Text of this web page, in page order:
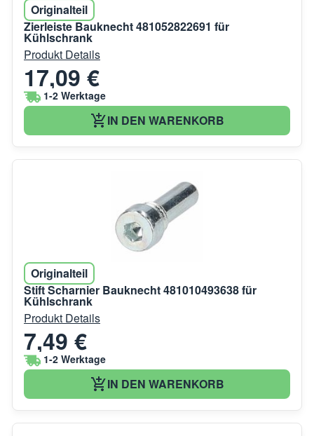
Originalteil
Zierleiste Bauknecht 481052822691 für
Kühlschrank
Produkt Details
17,09 €
1-2 Werktage
IN DEN WARENKORB
Originalteil
Stift Scharnier Bauknecht 481010493638 für
Kühlschrank
Produkt Details
7,49 €
1-2 Werktage
IN DEN WARENKORB